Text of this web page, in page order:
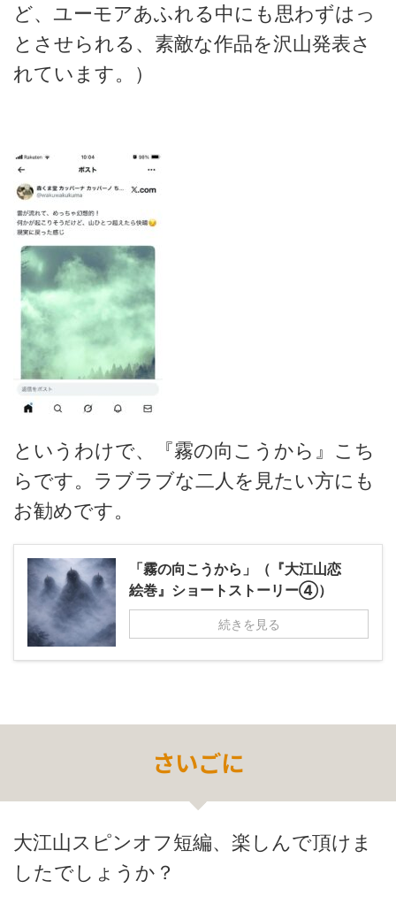
ど、ユーモアあふれる中にも思わずはっ
とさせられる、素敵な作品を沢山発表さ
れています。）
というわけで、『霧の向こうから』 こち
らです。ラブラブな二人を見たい方にも
お勧めです。
「霧の向こうから」（『大江山恋
絵巻』ショートストーリー④）
続きを見る
さいごに
大江山スピンオフ短編、楽しんで頂けま
したでしょうか？